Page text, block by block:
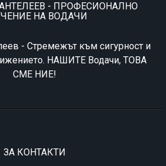
- ПРОФЕСИОНАЛНО
НА ВОДАЧИ
- Стремeжът към сигурност и
НАШИТЕ Водачи, ТОВА
СМЕ НИЕ!
ЗА КОНТАКТИ